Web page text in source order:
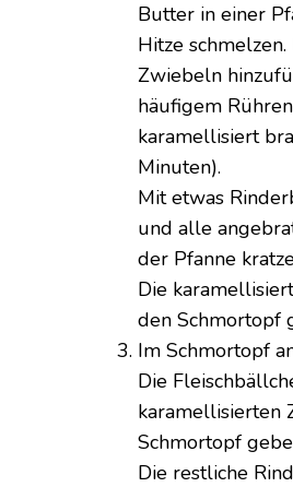
Butter in einer
Hitze
Zwiebeln
häufigem
karamellisiert
Minuten).
Mit etwas
und alle
der Pfanne
Die
den Schmortopf
Im Schmortopf
Die
karamellisierten
Schmortopf
Die restliche